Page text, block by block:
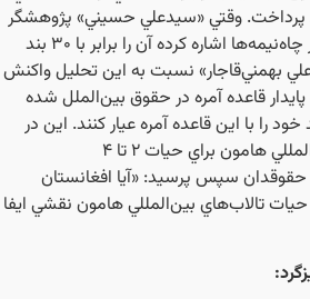
پرداخت. وقتي «سيدعلي حسيني» پژوهشگر
به ۱.۵ميليارد مترمكعب آب موجود در چاه‌نيمه‌ها اشاره كرده آن را برابر با ۳۰ بند
بهمني‌قاجار» نسبت به اين تحليل واكنش
قاعده آمره در حقوق بين‌الملل شده
را با اين قاعده آمره عيار كنند. اين در
حالي است كه نياز آبي تالاب‌هاي بين‌المللي هامون براي حيات ۲ تا ۴
سپس پرسيد: «آيا افغانستان
تالاب‌هاي بين‌المللي هامون نقشي ايفا